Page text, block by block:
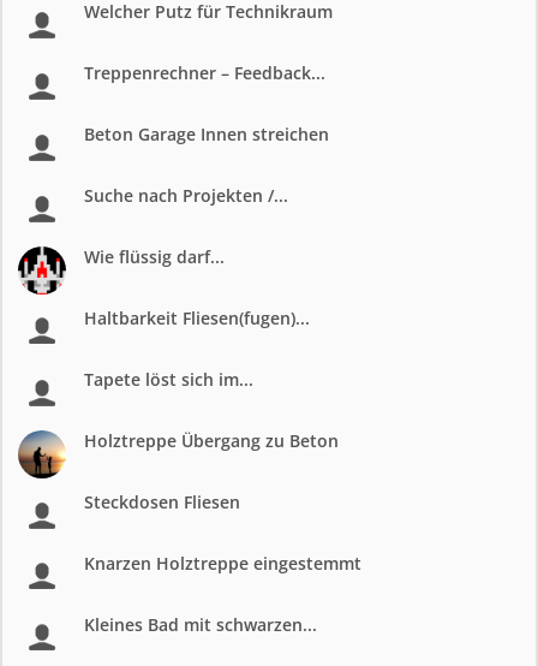
Welcher Putz für Technikraum
Treppenrechner – Feedback...
Beton Garage Innen streichen
Suche nach Projekten /...
Wie flüssig darf...
Haltbarkeit Fliesen(fugen)...
Tapete löst sich im...
Holztreppe Übergang zu Beton
Steckdosen Fliesen
Knarzen Holztreppe eingestemmt
Kleines Bad mit schwarzen...